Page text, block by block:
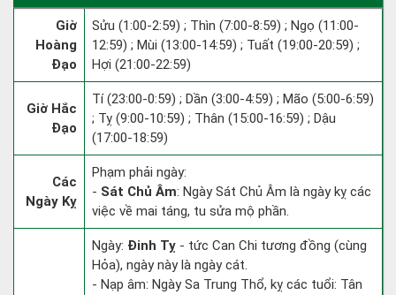
Giờ
Hoàng
Đạo
Sửu (1:00-2:59) ; Thìn (7:00-8:59) ; Ngọ (11:00-
12:59) ; Mùi (13:00-14:59) ; Tuất (19:00-20:59) ;
Hợi (21:00-22:59)
Giờ Hắc
Đạo
Tí (23:00-0:59) ; Dần (3:00-4:59) ; Mão (5:00-6:59)
; Tỵ (9:00-10:59) ; Thân (15:00-16:59) ; Dậu
(17:00-18:59)
Các
Ngày Kỵ
Phạm phải ngày:
- Sát Chủ Âm: Ngày Sát Chủ Âm là ngày kỵ các
việc về mai táng, tu sửa mộ phần.
Ngày: Đinh Tỵ - tức Can Chi tương đồng (cùng
Hỏa), ngày này là ngày cát.
- Nạp âm: Ngày Sa Trung Thổ, kỵ các tuổi: Tân